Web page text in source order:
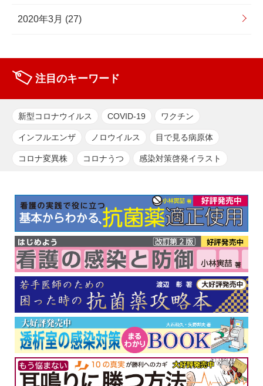
2020年3月 (27)
注目のキーワード
新型コロナウイルス COVID-19 ワクチン
インフルエンザ ノロウイルス 目で見る病原体
コロナ変異株 コロナうつ 感染対策啓発イラスト